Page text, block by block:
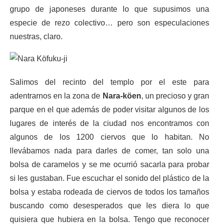
grupo de japoneses durante lo que supusimos una
especie de rezo colectivo… pero son especulaciones
nuestras, claro.
Salimos del recinto del templo por el este para
adentrarnos en la zona de Nara-köen, un precioso y gran
parque en el que además de poder visitar algunos de los
lugares de interés de la ciudad nos encontramos con
algunos de los 1200 ciervos que lo habitan. No
llevábamos nada para darles de comer, tan solo una
bolsa de caramelos y se me ocurrió sacarla para probar
si les gustaban. Fue escuchar el sonido del plástico de la
bolsa y estaba rodeada de ciervos de todos los tamaños
buscando como desesperados que les diera lo que
quisiera que hubiera en la bolsa. Tengo que reconocer